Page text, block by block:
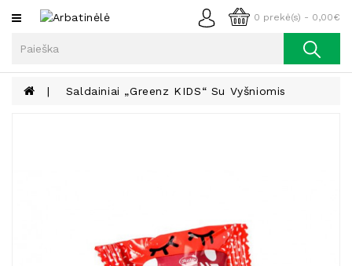
0 prekė(s) - 0,00€
Kategorijos
Kava
Saldainiai „Greenz KIDS“ Su Vyšniomis